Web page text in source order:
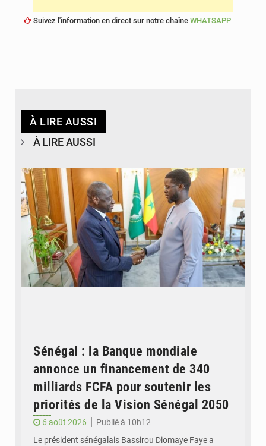
Suivez l'information en direct sur notre chaîne WHATSAPP
À LIRE AUSSI
À LIRE AUSSI
Sénégal : la Banque mondiale
annonce un financement de 340
milliards FCFA pour soutenir les
priorités de la Vision Sénégal 2050
6 août 2026
Publié à 10h12
Le président sénégalais Bassirou Diomaye Faye a